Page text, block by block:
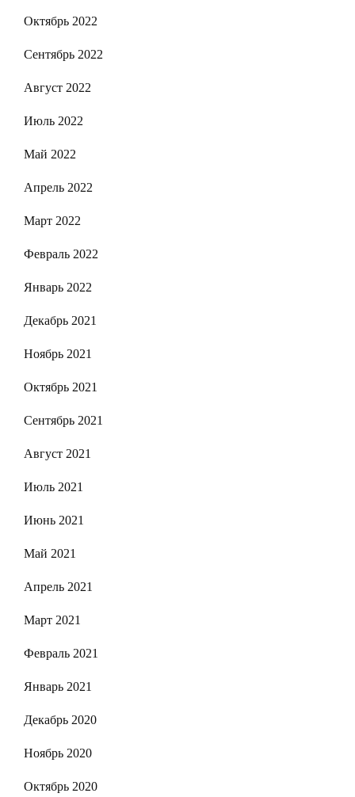
Октябрь 2022
Сентябрь 2022
Август 2022
Июль 2022
Май 2022
Апрель 2022
Март 2022
Февраль 2022
Январь 2022
Декабрь 2021
Ноябрь 2021
Октябрь 2021
Сентябрь 2021
Август 2021
Июль 2021
Июнь 2021
Май 2021
Апрель 2021
Март 2021
Февраль 2021
Январь 2021
Декабрь 2020
Ноябрь 2020
Октябрь 2020